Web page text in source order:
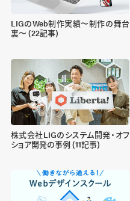
LIGのWeb制作実績〜制作の舞台
裏〜 (22記事)
株式会社LIGのシステム開発・オフ
ショア開発の事例 (11記事)